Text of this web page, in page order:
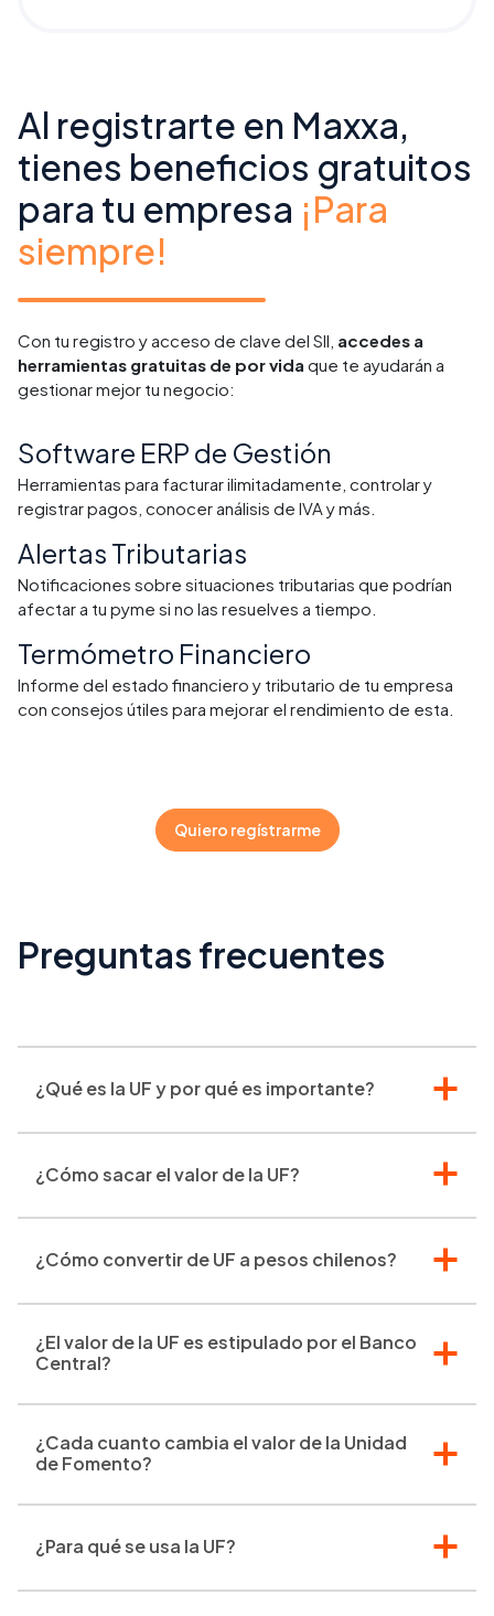
Al registrarte en Maxxa,
tienes beneficios gratuitos
para tu empresa ¡Para
siempre!
Con tu registro y acceso de clave del SII, accedes a
herramientas gratuitas de por vida que te ayudarán a
gestionar mejor tu negocio:
Software ERP de Gestión
Herramientas para facturar ilimitadamente, controlar y
registrar pagos, conocer análisis de IVA y más.
Alertas Tributarias
Notificaciones sobre situaciones tributarias que podrían
afectar a tu pyme si no las resuelves a tiempo.
Termómetro Financiero
Informe del estado financiero y tributario de tu empresa
con consejos útiles para mejorar el rendimiento de esta.
Quiero regístrarme
Preguntas frecuentes
¿Qué es la UF y por qué es importante?
¿Cómo sacar el valor de la UF?
¿Cómo convertir de UF a pesos chilenos?
¿El valor de la UF es estipulado por el Banco
Central?
¿Cada cuanto cambia el valor de la Unidad
de Fomento?
¿Para qué se usa la UF?